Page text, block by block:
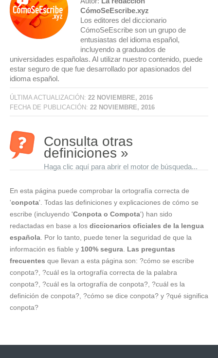
CómoSeEscribe.xyz
Los editores del diccionario
CómoSeEscribe son un grupo de
entusiastas del idioma español,
incluyendo a graduados de
universidades españolas. Al utilizar nuestro contenido, puede
estar seguro de que fue desarrollado por apasionados del
idioma español.
ÚLTIMA ACTUALIZACIÓN: 22 NOVIEMBRE, 2016
FECHA DE PUBLICACIÓN: 22 NOVIEMBRE, 2016
Consulta otras
definiciones »
Haga clic aquí para abrir el motor de búsqueda...
En esta página puede comprobar la ortografía correcta de
'conpota'. Todas las definiciones y explicaciones de cómo se
escribe (incluyendo 'Conpota o Compota') han sido
redactadas en base a los diccionarios oficiales de la lengua
española . Por lo tanto, puede tener la seguridad de que la
información es fiable y 100% segura Las preguntas
frecuentes que llevan a esta página son: ?cómo se escribe
conpota?, ?cuál es la ortografía correcta de la palabra
conpota?, ?cuál es la ortografía de conpota?, ?cuál es la
definición de conpota?, ?cómo se dice conpota? y ?qué significa
conpota?